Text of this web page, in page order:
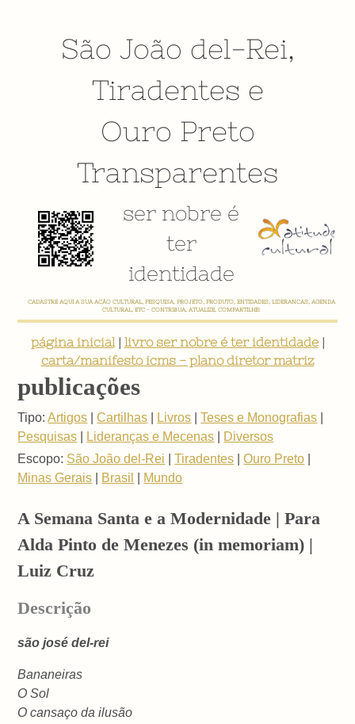
São João del-Rei,
Tiradentes e
Ouro Preto
Transparentes
ser nobre é
ter
identidade
CADASTRE AQUI A SUA AÇÃO CULTURAL, PESQUISA, PROJETO, PRODUTO, ENTIDADES, LIDERANÇAS, AGENDA
CULTURAL, ETC - CONTRIBUA, ATUALIZE, COMPARTILHE!
página inicial| livro ser nobre é ter identidade|
carta/manifesto icms - plano diretor matriz
publicações
Tipo: Artigos |Cartilhas Livros |Teses e Monografias
Pesquisas
Lideranças e Mecenas
Diversos
Escopo: São João del-Rei |Tiradentes |Ouro Preto
Minas Gerais
Brasil Mundo
A Semana Santa e a Modernidade | Para
Alda Pinto de Menezes (in memoriam) |
Luiz Cruz
Descrição
são josé del-rei
Bananeiras
O Sol
O cansaço da ilusão